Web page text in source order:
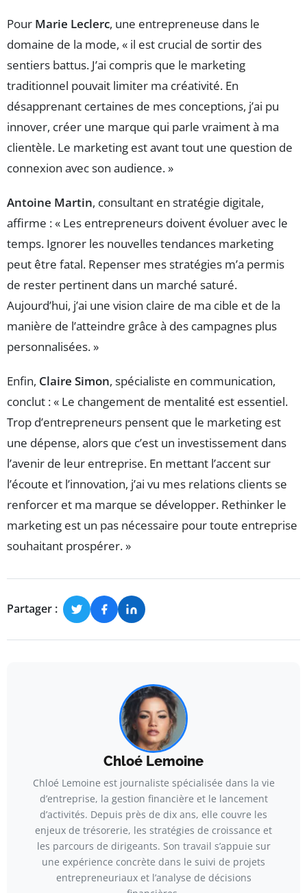
Pour Marie Leclerc, une entrepreneuse dans le
domaine de la mode, « il est crucial de sortir des
sentiers battus. J’ai compris que le marketing
traditionnel pouvait limiter ma créativité. En
désapprenant certaines de mes conceptions, j’ai pu
innover, créer une marque qui parle vraiment à ma
clientèle. Le marketing est avant tout une question de
connexion avec son audience. »
Antoine Martin, consultant en stratégie digitale,
affirme : « Les entrepreneurs doivent évoluer avec le
temps. Ignorer les nouvelles tendances marketing
peut être fatal. Repenser mes stratégies m’a permis
de rester pertinent dans un marché saturé.
Aujourd’hui, j’ai une vision claire de ma cible et de la
manière de l’atteindre grâce à des campagnes plus
personnalisées. »
Enfin, Claire Simon, spécialiste en communication,
conclut : « Le changement de mentalité est essentiel.
Trop d’entrepreneurs pensent que le marketing est
une dépense, alors que c’est un investissement dans
l’avenir de leur entreprise. En mettant l’accent sur
l’écoute et l’innovation, j’ai vu mes relations clients se
renforcer et ma marque se développer. Rethinker le
marketing est un pas nécessaire pour toute entreprise
souhaitant prospérer. »
Partager :
Chloé Lemoine
Chloé Lemoine est journaliste spécialisée dans la vie
d’entreprise, la gestion financière et le lancement
d’activités. Depuis près de dix ans, elle couvre les
enjeux de trésorerie, les stratégies de croissance et
les parcours de dirigeants. Son travail s’appuie sur
une expérience concrète dans le suivi de projets
entrepreneuriaux et l’analyse de décisions